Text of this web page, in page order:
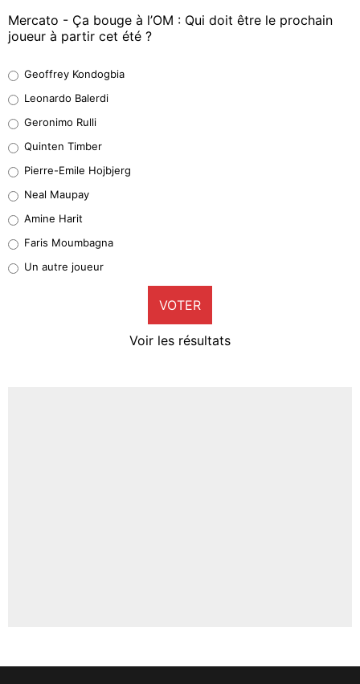
Mercato - Ça bouge à l’OM : Qui doit être le prochain
joueur à partir cet été ?
38%
32%
5%
1%
9%
Geoffrey Kondogbia
Leonardo Balerdi
Geronimo Rulli
Quinten Timber
Pierre-Emile Hojbjerg
Neal Maupay
Amine Harit
Faris Moumbagna
Un autre joueur
VOTER
Voir les résultats